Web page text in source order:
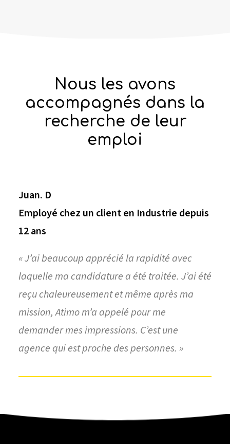
Nous les avons
accompagnés dans la
recherche de leur
emploi
Juan. D
Employé chez un client en Industrie depuis
12 ans
« J’ai beaucoup apprécié la rapidité avec
laquelle ma candidature a été traitée. J’ai été
reçu chaleureusement et même après ma
mission, Atimo m’a appelé pour me
demander mes impressions. C’est une
agence qui est proche des personnes. »